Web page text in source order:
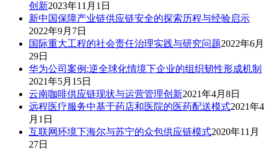
创新2023年11月1日
新中国保障产业链供应链安全的探索历程与经验启示
2022年9月7日
国际重大工程的社会责任治理实践与研究问题2022年6月
29日
华为公司案例:逆全球化情境下企业的组织韧性形成机制
2021年5月15日
云南咖啡供应链现状与运营管理创新2021年4月8日
远程医疗服务中基于药店和医院的医药配送模式2021年4
月1日
互联网环境下海尔与苏宁的众包供应链模式2020年11月
27日